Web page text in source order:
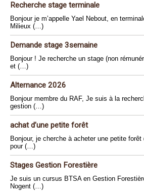
Recherche stage terminale
Bonjour je m’appelle Yael Nebout, en
Milieux (…)
Demande stage 3semaine
Bonjour ! Je recherche un stage (non
et (…)
Alternance 2026
Bonjour membre du RAF, Je suis à la
gestion (…)
achat d’une petite forêt
Bonjour, je cherche à acheter une petite
pour (…)
Stages Gestion Forestière
Je suis un cursus BTSA en Gestion
Nogent (…)